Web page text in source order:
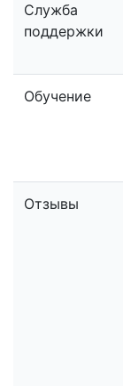
Служба
поддержки
Обучение
Отзывы